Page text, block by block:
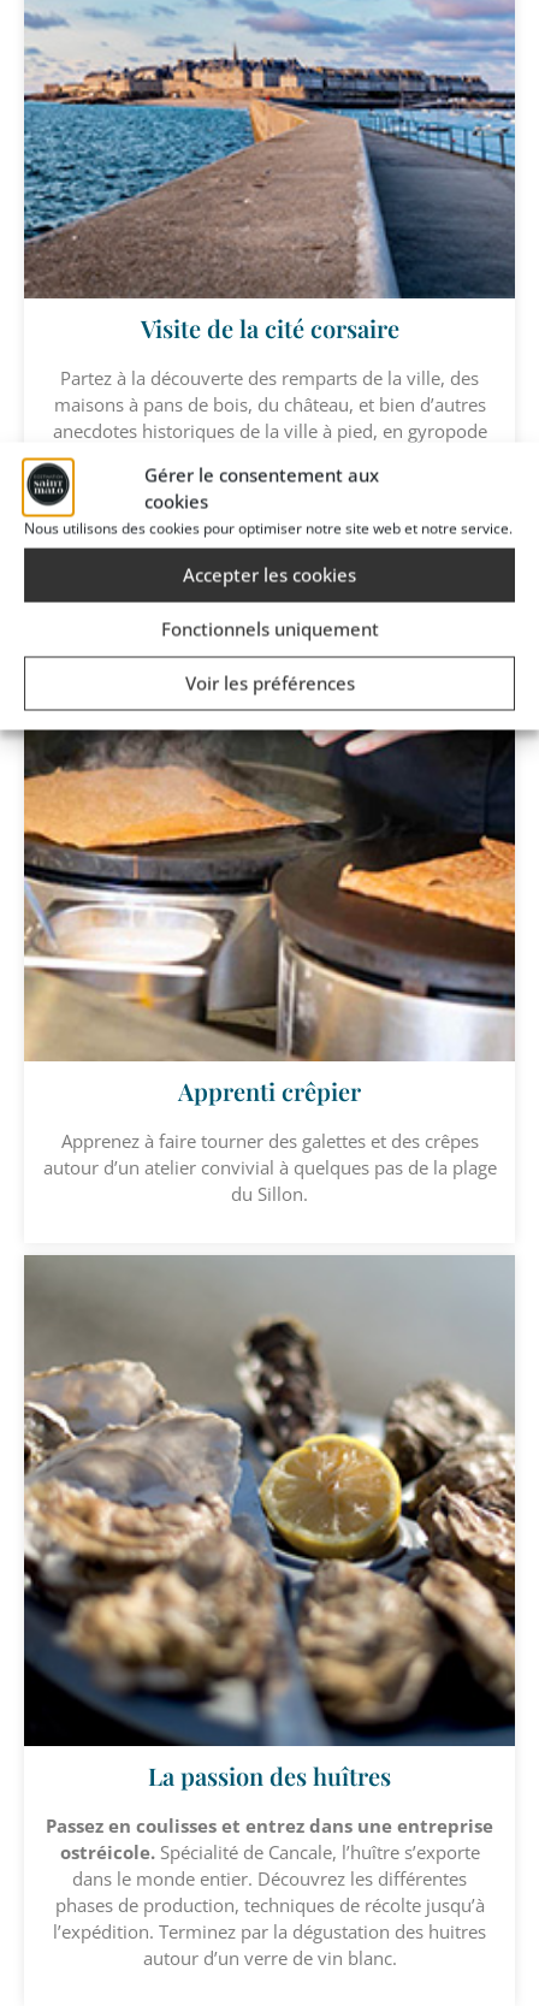
Gérer le consentement aux
cookies
Nous utilisons des cookies pour optimiser notre site web et notre service.
Accepter les cookies
Fonctionnels uniquement
Voir les préférences
Visite de la cité corsaire
Partez à la découverte des remparts de la ville, des
maisons à pans de bois, du château, et bien d’autres
anecdotes historiques de la ville à pied, en gyropode
avec un guide, un audioguide ou même avec des
acteurs pour un vrai challenge créatif au coeur de la
Apprenti crêpier
Apprenez à faire tourner des galettes et des crêpes
autour d’un atelier convivial à quelques pas de la plage
du Sillon.
La passion des huîtres
Passez en coulisses et entrez dans une entreprise
ostréicole. Spécialité de Cancale, l’huître s’exporte
dans le monde entier. Découvrez les différentes
phases de production, techniques de récolte jusqu’à
l’expédition. Terminez par la dégustation des huitres
autour d’un verre de vin blanc.